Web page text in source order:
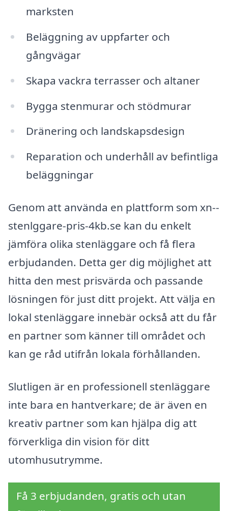
marksten
Beläggning av uppfarter och
gångvägar
Skapa vackra terrasser och altaner
Bygga stenmurar och stödmurar
Dränering och landskapsdesign
Reparation och underhåll av befintliga
beläggningar
Genom att använda en plattform som xn--
stenlggare-pris-4kb.se kan du enkelt
jämföra olika stenläggare och få flera
erbjudanden. Detta ger dig möjlighet att
hitta den mest prisvärda och passande
lösningen för just ditt projekt. Att välja en
lokal stenläggare innebär också att du får
en partner som känner till området och
kan ge råd utifrån lokala förhållanden.
Slutligen är en professionell stenläggare
inte bara en hantverkare; de är även en
kreativ partner som kan hjälpa dig att
förverkliga din vision för ditt
utomhusutrymme.
Få 3 erbjudanden, gratis och utan